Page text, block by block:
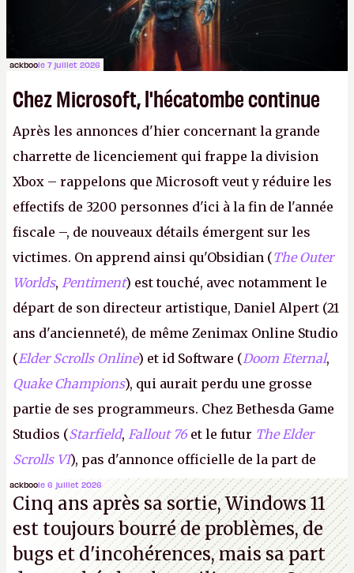
ackboole 7 juillet 2026
Chez Microsoft, l'hécatombe continue
Après les annonces d'hier concernant la grande
charrette de licenciement qui frappe la division
Xbox – rappelons que Microsoft veut y réduire les
effectifs de 3200 personnes d'ici à la fin de l'année
fiscale –, de nouveaux détails émergent sur les
victimes. On apprend ainsi qu'Obsidian (The Outer
Worlds, Pentiment) est touché, avec notamment le
départ de son directeur artistique, Daniel Alpert (21
ans d'ancienneté), de même Zenimax Online Studio
(Elder Scrolls Online) et id Software (Doom Eternal,
Quake Champions), qui aurait perdu une grosse
partie de ses programmeurs. Chez Bethesda Game
Studios (Starfield, Fallout 76 et le futur The Elder
Scrolls VI), pas d'annonce officielle de la part de
Microsoft, mais le syndicat des employés confirme
de nombreux licenciements.A.
ackboole 6 juillet 2026
Cinq ans après sa sortie, Windows 11
est toujours bourré de problèmes, de
bugs et d'incohérences, mais sa part